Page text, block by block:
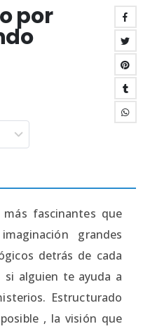
por
fascinantes que
grandes
detrás de cada
si alguien te ayuda a
Estructurado
, la visión que